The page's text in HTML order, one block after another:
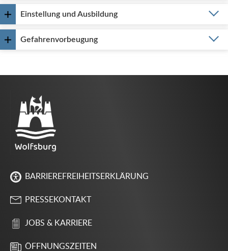
Einstellung und Ausbildung
Gefahrenvorbeugung
BARRIEREFREIHEITSERKLÄRUNG
PRESSEKONTAKT
JOBS & KARRIERE
ÖFFNUNGSZEITEN